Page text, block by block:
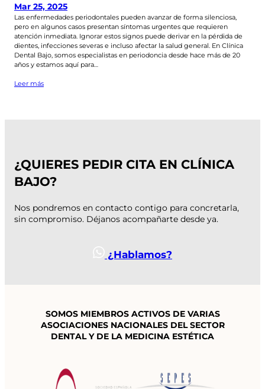
Mar 25, 2025
Las enfermedades periodontales pueden avanzar de forma silenciosa,
pero en algunos casos presentan síntomas urgentes que requieren
atención inmediata. Ignorar estos signos puede derivar en la pérdida de
dientes, infecciones severas e incluso afectar la salud general. En Clínica
Dental Bajo, somos especialistas en periodoncia desde hace más de 20
años y estamos aquí para…
Leer más
¿QUIERES PEDIR CITA EN CLÍNICA
BAJO?
Nos pondremos en contacto contigo para concretarla,
sin compromiso. Déjanos acompañarte desde ya.
¿Hablamos?
SOMOS MIEMBROS ACTIVOS DE VARIAS
ASOCIACIONES NACIONALESDEL SECTOR
DENTAL Y DE LA MEDICINA ESTÉTICA